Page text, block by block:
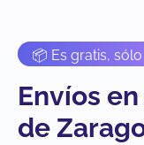
📦 Es gratis,
Envíos
de